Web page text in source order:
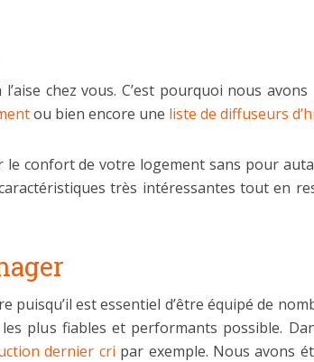
chez vous. C’est pourquoi nous
ou bien encore une liste de diffuseurs
confort de votre logement sans pour
très intéressantes tout en
puisqu’il est essentiel d’être équipé de
plus fiables et performants possible.
dernier cri par exemple. Nous avons